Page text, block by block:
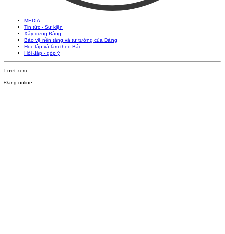
MEDIA
Tin tức - Sự kiện
Xây dựng Đảng
Bảo vệ nền tảng và tư tưởng của Đảng
Học tập và làm theo Bác
Hỏi đáp - góp ý
Lượt xem:
Đang online: